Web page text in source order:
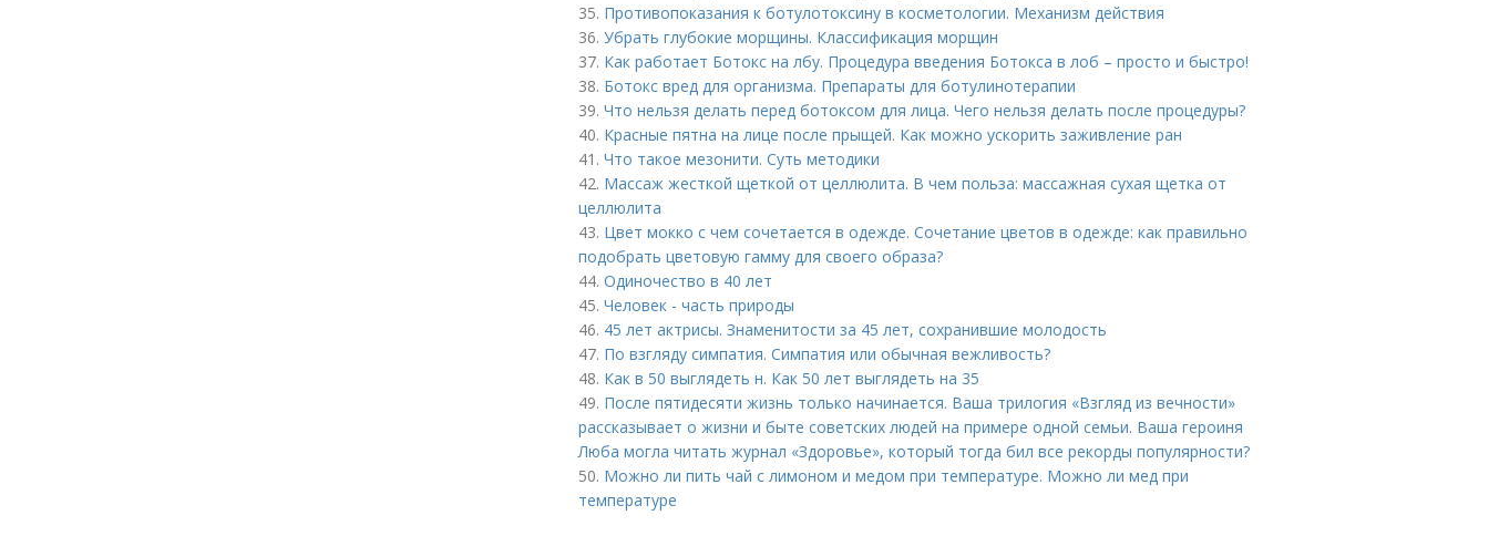
35. Противопоказания к ботулотоксину в косметологии. Механизм действия
36. Убрать глубокие морщины. Классификация морщин
37. Как работает Ботокс на лбу. Процедура введения Ботокса в лоб – просто и быстро!
38. Ботокс вред для организма. Препараты для ботулинотерапии
39. Что нельзя делать перед ботоксом для лица. Чего нельзя делать после процедуры?
40. Красные пятна на лице после прыщей. Как можно ускорить заживление ран
41. Что такое мезонити. Суть методики
42. Массаж жесткой щеткой от целлюлита. В чем польза: массажная сухая щетка от
целлюлита
43. Цвет мокко с чем сочетается в одежде. Сочетание цветов в одежде: как правильно
подобрать цветовую гамму для своего образа?
44. Одиночество в 40 лет
45. Человек - часть природы
46. 45 лет актрисы. Знаменитости за 45 лет, сохранившие молодость
47. По взгляду симпатия. Симпатия или обычная вежливость?
48. Как в 50 выглядеть н. Как 50 лет выглядеть на 35
49. После пятидесяти жизнь только начинается. Ваша трилогия «Взгляд из вечности»
рассказывает о жизни и быте советских людей на примере одной семьи. Ваша героиня
Люба могла читать журнал «Здоровье», который тогда бил все рекорды популярности?
50. Можно ли пить чай с лимоном и медом при температуре. Можно ли мед при
температуре